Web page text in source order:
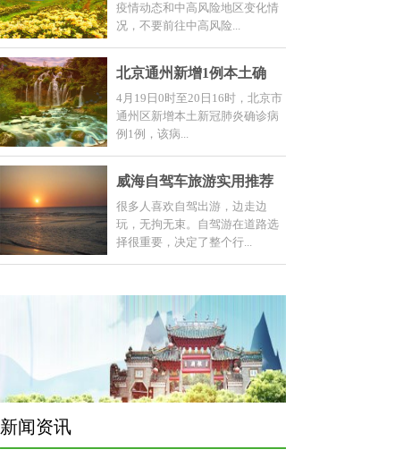
疫情动态和中高风险地区变化情
况，不要前往中高风险...
北京通州新增1例本土确
4月19日0时至20日16时，北京市
通州区新增本土新冠肺炎确诊病
例1例，该病...
威海自驾车旅游实用推荐
很多人喜欢自驾出游，边走边
玩，无拘无束。自驾游在道路选
择很重要，决定了整个行...
新闻资讯